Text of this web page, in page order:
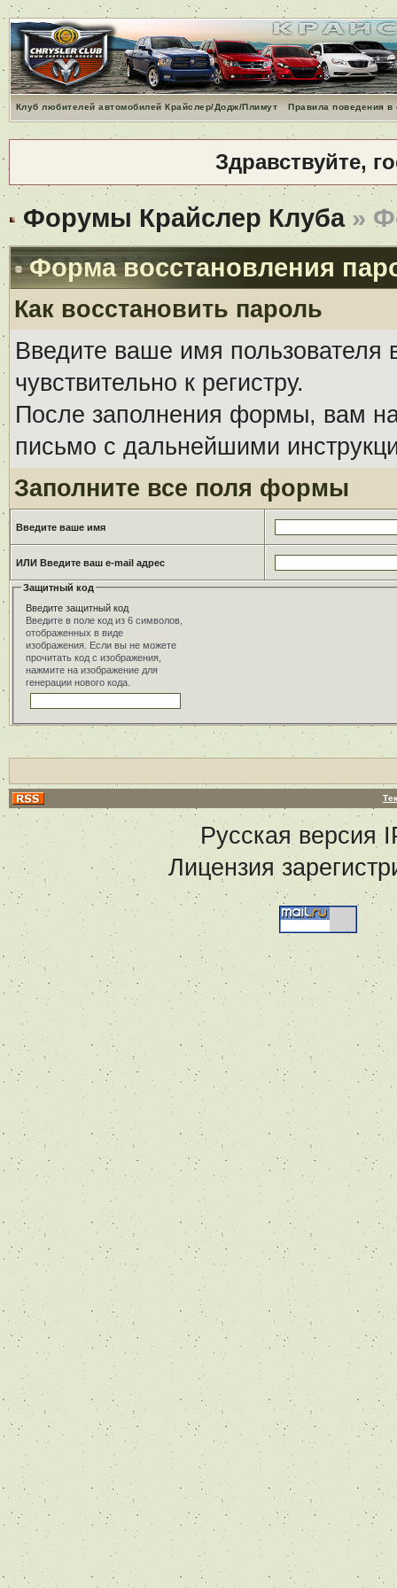
Клуб любителей автомобилей Крайслер/Додж/Плимут Правила поведения
Здравствуйте,
Форумы Крайслер Клуба»
Форма восстановления
Как восстановить пароль
Введите ваше имя
чувствительно к регистру.
После заполнения формы, вам на
письмо с дальнейшими
Заполните все поля формы
Введите ваше имя
ИЛИ Введите ваш e-mail адрес
Защитный код
Введите защитный код
Введите в поле код из 6 символов,
отображенных в виде
изображения. Если вы не можете
прочитать код с изображения,
нажмите на изображение для
генерации нового кода.
Русская версия
Лицензия